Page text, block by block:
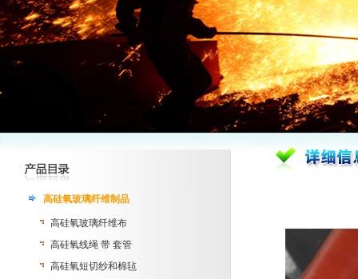
高硅氧玻璃纤维制品
高硅氧玻璃纤维布
高硅氧线绳 带 套管
高硅氧短切纱和棉毡